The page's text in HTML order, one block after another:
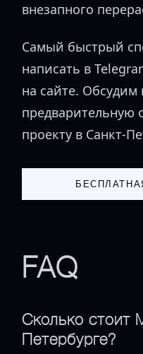
внезапного
Самый быстрый
написать в
на сайте.
предварительную
проекту в Санкт-
FAQ
Сколько стоит
Петербурге?